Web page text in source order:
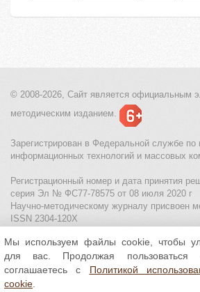
© 2008-2026, Сайт является официальным
методическим изданием.
Зарегистрирован в Федеральной службе по
информационных технологий и массовых
Регистрационный номер и дата принятия
серия Эл № ФС77-78575 от 08 июля 2020 г
Научно-методическому журналу присвоен
ISSN 2304-120X
МЦИТО|Школьные олимпиады и онлайн
Политика использования файлов cookie|
защиты персональных данных
Мы используем файлы cookie, чтобы
для вас. Продолжая пользоваться
соглашаетесь с Политикой
cookie